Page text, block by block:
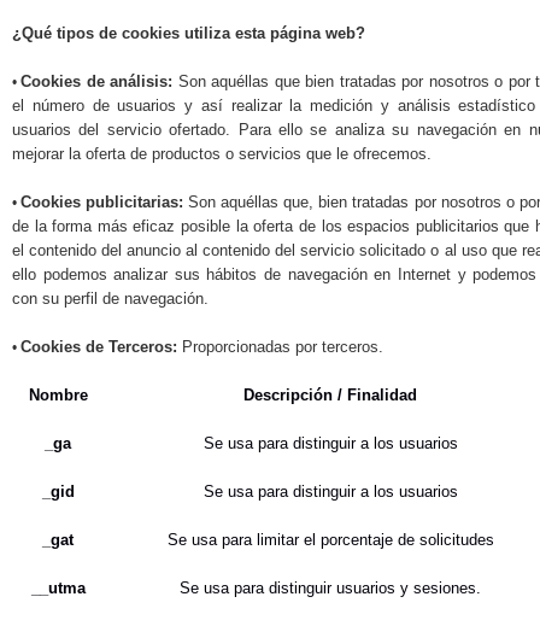
¿Qué tipos de cookies utiliza esta página web?
•Cookies de análisis: Son aquéllas que bien tratadas por nosotros o por
el número de usuarios y así realizar la medición y análisis
usuarios del servicio ofertado. Para ello se analiza su navegación en
mejorar la oferta de productos o servicios que le ofrecemos.
•Cookies publicitarias: Son aquéllas que, bien tratadas por nosotros o
de la forma más eficaz posible la oferta de los espacios publicitarios que
el contenido del anuncio al contenido del servicio solicitado o al uso que
ello podemos analizar sus hábitos de navegación en Internet y
con su perfil de navegación.
• Cookies de Terceros: Proporcionadas por terceros.
Nombre Descripción / Finalidad
_ga Se usa para distinguir a los usuarios
_gid Se usa para distinguir a los usuarios
_gat Se usa para limitar el porcentaje de solicitudes
__utma Se usa para distinguir usuarios y sesiones.